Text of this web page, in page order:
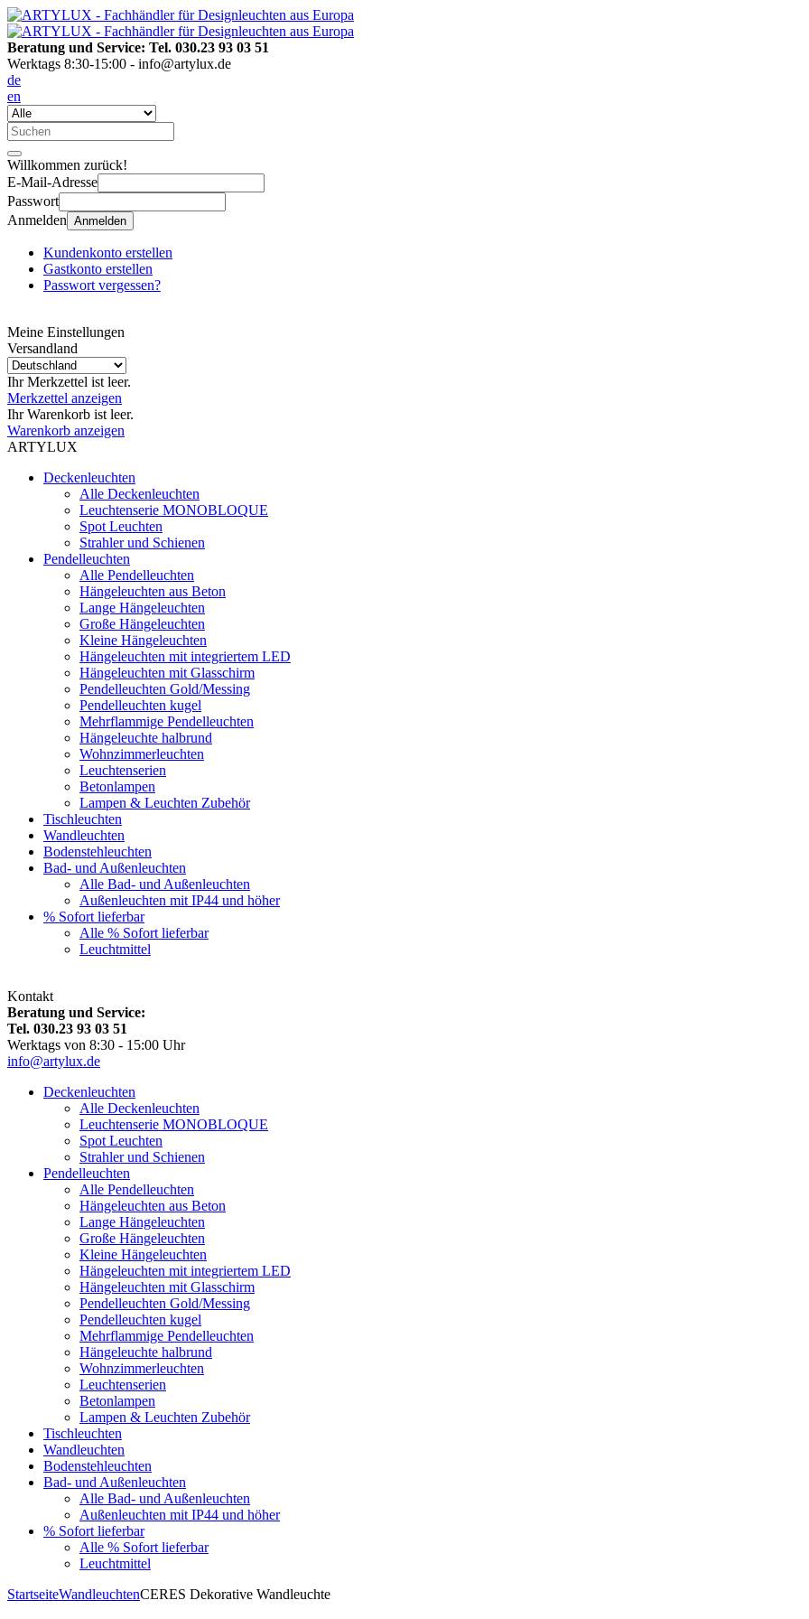
Beratung und Service: Tel. 030.23 93 03 51
Werktags 8:30-15:00 - info@artylux.de
de
en
Willkommen zurück!
E-Mail-Adresse
Passwort
Anmelden Anmelden
Kundenkonto erstellen
Gastkonto erstellen
Passwort vergessen?
Meine Einstellungen
Versandland
Ihr Merkzettel ist leer.
Merkzettel anzeigen
Ihr Warenkorb ist leer.
Warenkorb anzeigen
ARTYLUX
Deckenleuchten
Alle Deckenleuchten
Leuchtenserie MONOBLOQUE
Spot Leuchten
Strahler und Schienen
Pendelleuchten
Alle Pendelleuchten
Hängeleuchten aus Beton
Lange Hängeleuchten
Große Hängeleuchten
Kleine Hängeleuchten
Hängeleuchten mit integriertem LED
Hängeleuchten mit Glasschirm
Pendelleuchten Gold/Messing
Pendelleuchten kugel
Mehrflammige Pendelleuchten
Hängeleuchte halbrund
Wohnzimmerleuchten
Leuchtenserien
Betonlampen
Lampen & Leuchten Zubehör
Tischleuchten
Wandleuchten
Bodenstehleuchten
Bad- und Außenleuchten
Alle Bad- und Außenleuchten
Außenleuchten mit IP44 und höher
% Sofort lieferbar
Alle % Sofort lieferbar
Leuchtmittel
Kontakt
Beratung und Service:
Tel. 030.23 93 03 51
Werktags von 8:30 - 15:00 Uhr
info@artylux.de
Deckenleuchten
Alle Deckenleuchten
Leuchtenserie MONOBLOQUE
Spot Leuchten
Strahler und Schienen
Pendelleuchten
Alle Pendelleuchten
Hängeleuchten aus Beton
Lange Hängeleuchten
Große Hängeleuchten
Kleine Hängeleuchten
Hängeleuchten mit integriertem LED
Hängeleuchten mit Glasschirm
Pendelleuchten Gold/Messing
Pendelleuchten kugel
Mehrflammige Pendelleuchten
Hängeleuchte halbrund
Wohnzimmerleuchten
Leuchtenserien
Betonlampen
Lampen & Leuchten Zubehör
Tischleuchten
Wandleuchten
Bodenstehleuchten
Bad- und Außenleuchten
Alle Bad- und Außenleuchten
Außenleuchten mit IP44 und höher
% Sofort lieferbar
Alle % Sofort lieferbar
Leuchtmittel
StartseiteWandleuchtenCERES Dekorative Wandleuchte